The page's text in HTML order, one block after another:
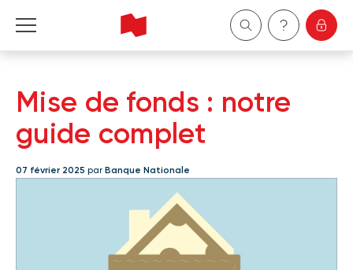
Entreprises
Mise de fonds : notre
guide complet
07 février 2025 par Banque Nationale